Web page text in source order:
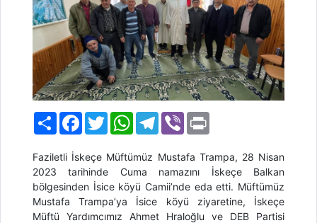
PaylaşFacebook
TwitterWhatsAppTelegram
Viber
Faziletli İskeçe Müftümüz Mustafa Trampa, 28 Nisan
2023 tarihinde Cuma namazını İskeçe Balkan
bölgesinden İsice köyü Camii’nde eda etti. Müftümüz
Mustafa Trampa’ya İsice köyü ziyaretine, İskeçe
Müftü Yardımcımız Ahmet Hraloğlu ve DEB Partisi